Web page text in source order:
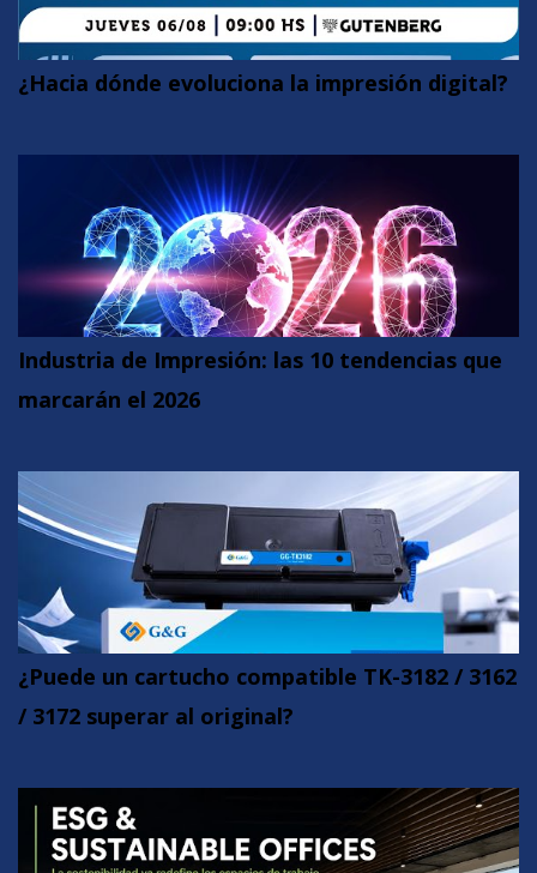
¿Hacia dónde evoluciona la impresión digital?
Industria de Impresión: las 10 tendencias que
marcarán el 2026
¿Puede un cartucho compatible TK-3182 / 3162
/ 3172 superar al original?